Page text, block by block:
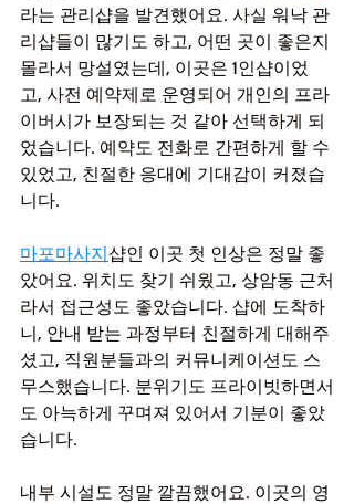
라는 관리샵을 발견했어요. 사실 워낙 관
리샵들이 많기도 하고, 어떤 곳이 좋은지
몰라서 망설였는데, 이곳은 1인샵이었
고, 사전 예약제로 운영되어 개인의 프라
이버시가 보장되는 것 같아 선택하게 되
었습니다. 예약도 전화로 간편하게 할 수
있었고, 친절한 응대에 기대감이 커졌습
니다.
마포마사지샵인 이곳 첫 인상은 정말 좋
았어요. 위치도 찾기 쉬웠고, 상암동 근처
라서 접근성도 좋았습니다. 샵에 도착하
니, 안내 받는 과정부터 친절하게 대해주
셨고, 직원분들과의 커뮤니케이션도 스
무스했습니다. 분위기도 프라이빗하면서
도 아늑하게 꾸며져 있어서 기분이 좋았
습니다.
내부 시설도 정말 깔끔했어요. 이곳의 영